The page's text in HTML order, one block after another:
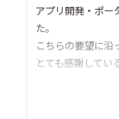
アプリ開発・ポー
た。
こちらの要望に沿
とても感謝してい